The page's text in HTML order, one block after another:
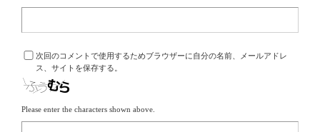
次回のコメントで使用するためブラウザーに自分の名前、メールアドレ
ス、サイトを保存する。
Please enter the characters shown above.